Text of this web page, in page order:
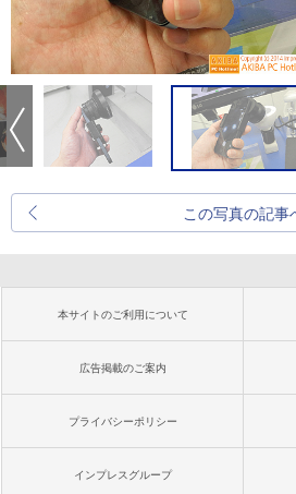
この写真の記事
本サイトのご利用について
広告掲載のご案内
プライバシーポリシー
インプレスグループ